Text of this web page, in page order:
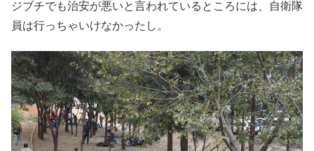
ジブチでも治安が悪いと言われているところには、自衛隊
員は行っちゃいけなかったし。